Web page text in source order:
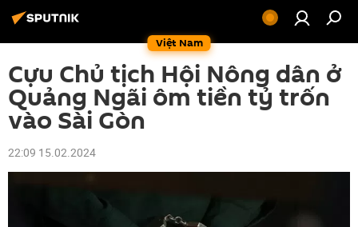
Việt Nam
Cựu Chủ tịch Hội Nông dân ở
Quảng Ngãi ôm tiền tỷ trốn
vào Sài Gòn
22:09 15.02.2024